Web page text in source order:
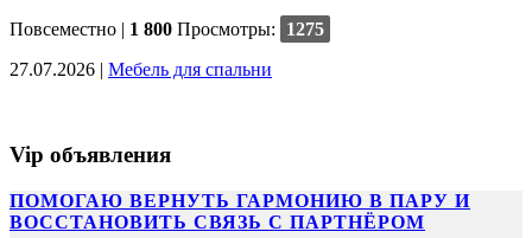
Повсеместно | 1 800 Просмотры:
1275
27.07.2026 | Мебель для спальни
Vip объявления
ПОМОГАЮ ВЕРНУТЬ ГАРМОНИЮ В ПАРУ И
ВОССТАНОВИТЬ СВЯЗЬ С ПАРТНЁРОМ